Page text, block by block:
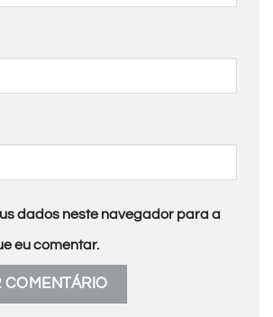
dados neste navegador para a
eu comentar.